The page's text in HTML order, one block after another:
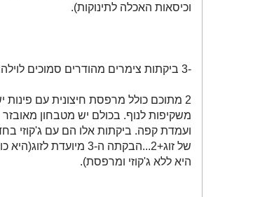
וכיסאות האכלה לתינוקות).
-3 ביקתות צימרים מהודרים סמוכים לוילה:
2 מתוכם כולל מרפסת חיצונית עם פינות
משקיפות לנוף. בכולם יש מטבחון מאובזר
ועמדת קפה. ביקתות אלו הם עם ג'קוזי
של זוג+2...הבקתה ה-3
היא ללא ג'קוזי ומרפסת).